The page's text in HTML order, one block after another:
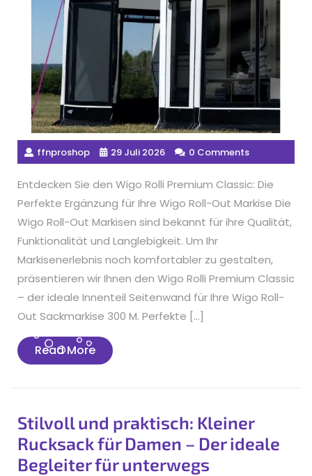
ffnproshop 29 Juli 2026 0 Comments
Entdecken Sie den Wigo Rolli Premium Classic: Die
Perfekte Ergänzung für Ihre Wigo Roll-Out Markise Die
Wigo Roll-Out Markisen sind bekannt für ihre Qualität,
Funktionalität und Langlebigkeit. Um Ihr
Markisenerlebnis noch komfortabler zu gestalten,
präsentieren wir Ihnen den Wigo Rolli Premium Classic
– der ideale Innenteil Seitenwand für Ihre Wigo Roll-
Out Sackmarkise 300 M. Perfekte […]
Read MoreRead
More
Stilvoll und praktisch: Kleiner
Rucksack für Damen – Der ideale
Begleiter für unterwegs